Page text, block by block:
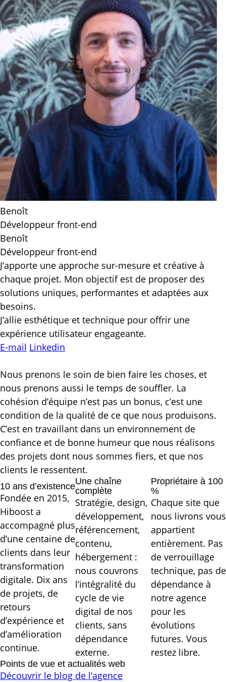
Benoît
Développeur front-end
Benoît
Développeur front-end
J’apporte une approche sur-mesure et créative à
chaque projet. Mon objectif est de proposer des
solutions uniques, performantes et adaptées aux
besoins.
J’allie esthétique et technique pour offrir une
expérience utilisateur engageante.
E-mail Linkedin
Nous prenons le soin de bien faire les choses, et
nous prenons aussi le temps de souffler. La
cohésion d’équipe n’est pas un bonus, c’est une
condition de la qualité de ce que nous produisons.
C’est en travaillant dans un environnement de
confiance et de bonne humeur que nous réalisons
des projets dont nous sommes fiers, et que nos
clients le ressentent.
10 ans d’existence
Fondée en 2015,
Hiboost a
accompagné plus
d’une centaine de
clients dans leur
transformation
digitale. Dix ans
de projets, de
retours
d’expérience et
d’amélioration
continue.
Une chaîne
complète
Stratégie, design,
développement,
référencement,
contenu,
hébergement :
nous couvrons
l’intégralité du
cycle de vie
digital de nos
clients, sans
dépendance
externe.
Propriétaire à 100
%
Chaque site que
nous livrons vous
appartient
entièrement. Pas
de verrouillage
technique, pas de
dépendance à
notre agence
pour les
évolutions
futures. Vous
restez libre.
Points de vue et actualités web
Découvrir le blog de l’agence